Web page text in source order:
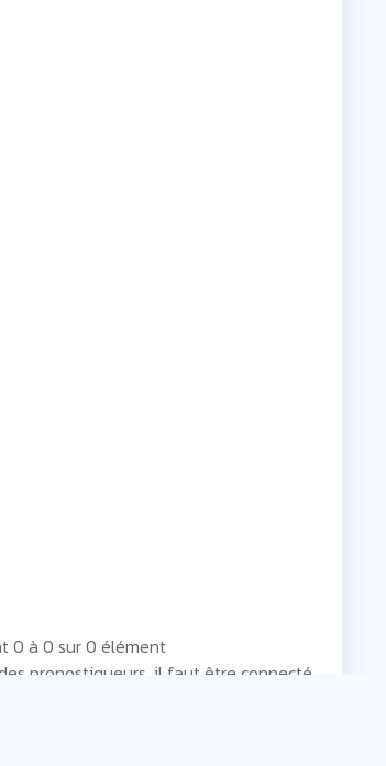
0 à 0 sur 0 élément
pronostiqueurs, il faut être connecté